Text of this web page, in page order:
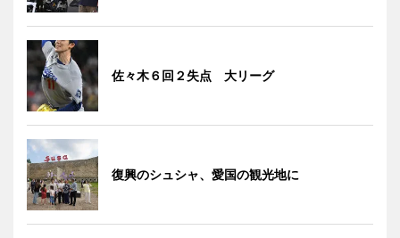
佐々木６回２失点 大リーグ
復興のシュシャ、愛国の観光地に